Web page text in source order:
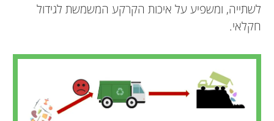
לשתייה, ומשפיע על איכות הקרקע המשמשת לגידול
חקלאי.